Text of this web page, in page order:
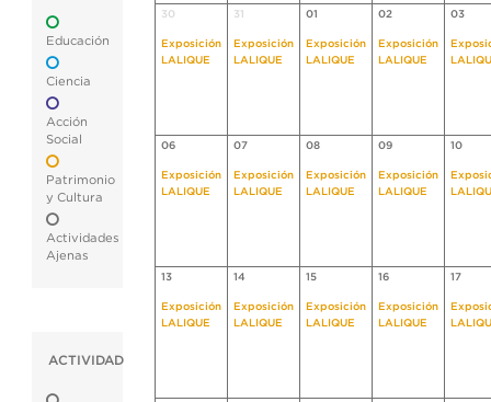
Educación
Ciencia
Acción
Social
Patrimonio
y Cultura
Actividades
Ajenas
ACTIVIDAD
30
Exposición
LALIQUE
31
Exposición
LALIQUE
01
Exposición
LALIQUE
02
Exposición
LALIQUE
03
06
Exposición
LALIQUE
07
Exposición
LALIQUE
08
Exposición
LALIQUE
09
Exposición
LALIQUE
10
13
Exposición
LALIQUE
14
Exposición
LALIQUE
15
Exposición
LALIQUE
16
Exposición
LALIQUE
17